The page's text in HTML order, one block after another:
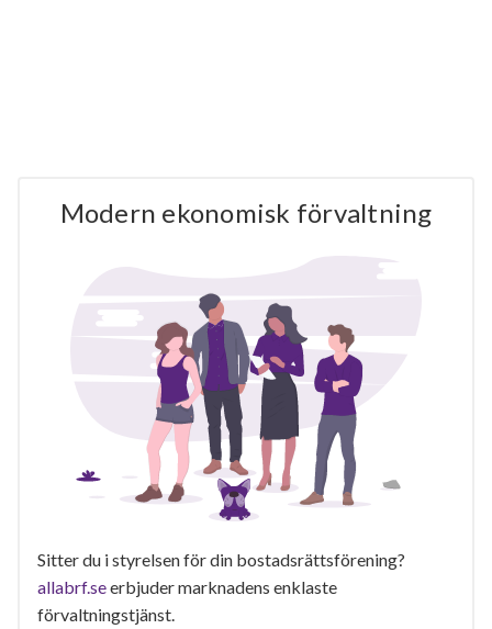
Modern ekonomisk förvaltning
Sitter du i styrelsen för din bostadsrättsförening?
allabrf.seerbjuder marknadens enklaste
förvaltningstjänst.